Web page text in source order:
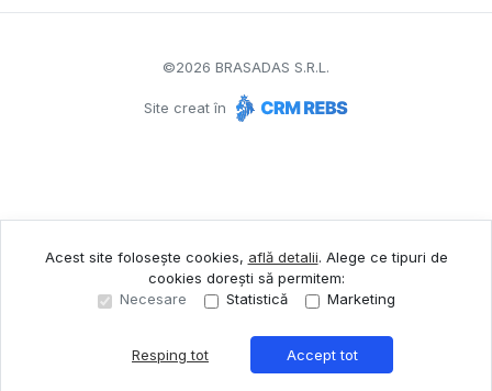
Sună acum Solicită vizionare
©2026 BRASADAS S.R.L.
Site creat în
Acest site folosește cookies, află detalii. Alege ce tipuri de
cookies dorești să permitem:
Necesare
Statistică Marketing
Resping tot Accept tot